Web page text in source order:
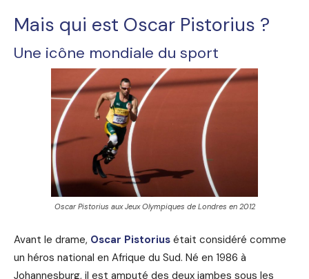
Mais qui est Oscar Pistorius ?
Une icône mondiale du sport
Oscar Pistorius aux Jeux Olympiques de Londres en 2012
Avant le drame, Oscar Pistorius était considéré comme
un héros national en Afrique du Sud. Né en 1986 à
Johannesburg, il est amputé des deux jambes sous les